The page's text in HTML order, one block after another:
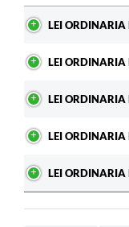
LEI ORDINARIA
LEI ORDINARIA
LEI ORDINARIA
LEI ORDINARIA
LEI ORDINARIA